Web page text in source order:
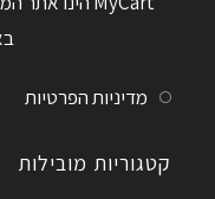
מדיניות הפרטיות
קטגוריות מובילות